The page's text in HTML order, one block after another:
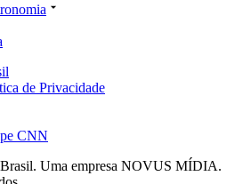
de Privacidade
CNN
Uma empresa NOVUS MÍDIA.